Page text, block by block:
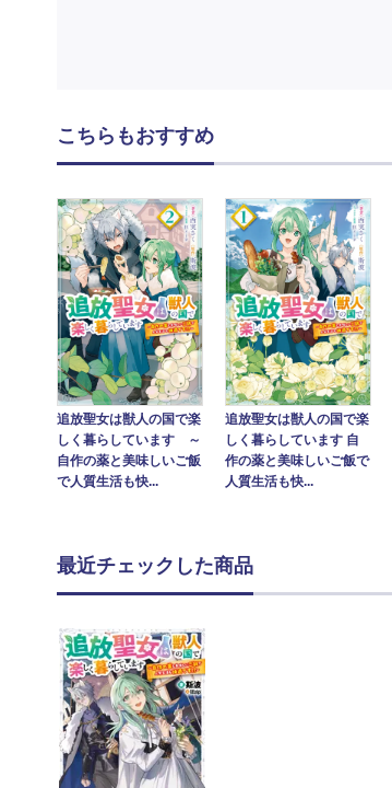
こちらもおすすめ
追放聖女は獣人の国で楽
しく暮らしています ～
自作の薬と美味しいご飯
で人質生活も快...
追放聖女は獣人の国で楽
しく暮らしています 自
作の薬と美味しいご飯で
人質生活も快...
最近チェックした商品